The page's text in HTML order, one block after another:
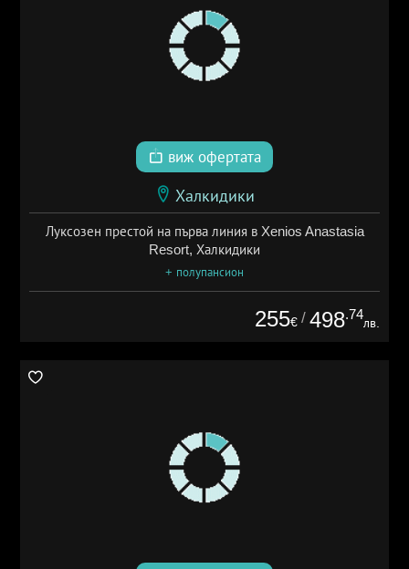
виж офертата
Халкидики
Луксозен престой на първа линия в Xenios Anastasia
Resort, Халкидики
+ полупансион
255€ / 498.74
лв.